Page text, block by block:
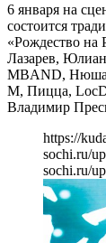
6 января на
состоится
«Рождество на
Лазарев,
MBAND, Нюша,
М, Пицца,
Владимир
https://
sochi.ru/
sochi.ru/